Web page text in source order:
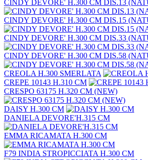
CINDY DEVORE' H.300 CM DIS.13
CINDY DEVORE' H.300 CM DIS.15
CINDY DEVORE' H.300 CM DIS.33
CINDY DEVORE' H.300 CM DIS.58
CREOLA H.300 SMERLATA
CREPE 10143 H.310 CM
CRESPO 63175 H.320 CM (NEW)
DAISY H.300 CM
DANIELA DEVORE'H.315 CM
EMMA RICAMATA H.300 CM
F79 INDIA STROPICCIATA H.300 CM